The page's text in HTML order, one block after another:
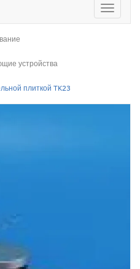
Toggle
устройства
плиткой TK23